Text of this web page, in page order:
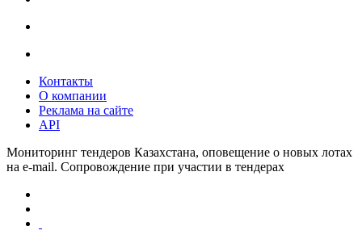
Контакты
О компании
Реклама на сайте
API
Мониторинг тендеров Казахстана, оповещение о новых лотах
на e-mail. Сопровождение при участии в тендерах